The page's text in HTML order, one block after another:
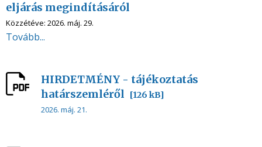
eljárás megindításáról
Közzétéve: 2026. máj. 29.
Tovább...
HIRDETMÉNY - tájékoztatás
határszemléről
[126 kB]
2026. máj. 21.